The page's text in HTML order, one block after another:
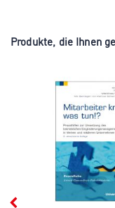
Produkte, die Ihnen